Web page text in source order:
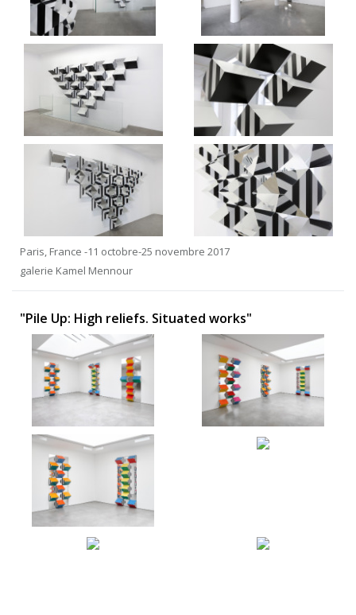
Paris, France -11 octobre-25 novembre 2017
galerie Kamel Mennour
"Pile Up: High reliefs. Situated works"